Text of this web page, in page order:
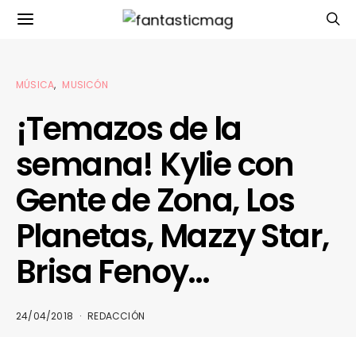
MÚSICA MUSICÓN
¡Temazos de la
semana! Kylie con
Gente de Zona, Los
Planetas, Mazzy Star,
Brisa Fenoy…
24/04/2018 REDACCIÓN